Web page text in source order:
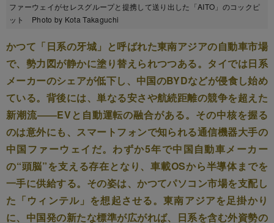
ファーウェイがセレスグループと提携して送り出した「AITO」のコックピ
ット Photo by Kota Takaguchi
かつて「日系の牙城」と呼ばれた東南アジアの自動車市場
で、勢力図が静かに塗り替えられつつある。タイでは日系
メーカーのシェアが低下し、中国のBYDなどが侵食し始め
ている。背後には、単なる安さや航続距離の競争を超えた
新潮流――EVと自動運転の融合がある。その中核を握る
のは意外にも、スマートフォンで知られる通信機器大手の
中国ファーウェイだ。わずか5年で中国自動車メーカー
の“頭脳”を支える存在となり、車載OSから半導体までを
一手に供給する。その姿は、かつてパソコン市場を支配し
た「ウィンテル」を想起させる。東南アジアを足掛かり
に、中国発の新たな標準が広がれば、日系を含む外資勢の